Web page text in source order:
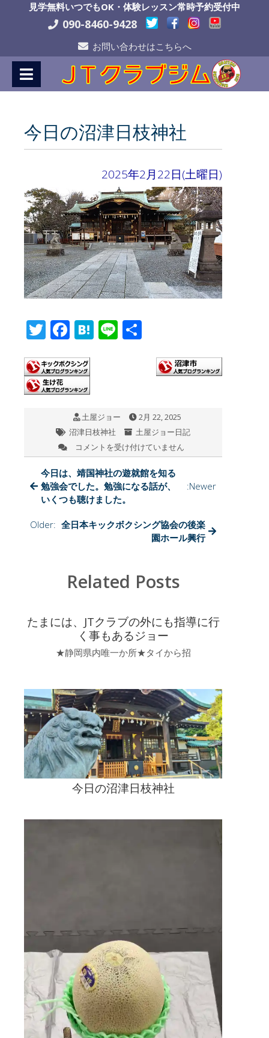
見学無料いつでもOK・体験レッスン常時予約受付中
090-8460-9428
お問い合わせはこちらへ
今日の沼津日枝神社
2025年2月22日(土曜日)
T
tt
er
F
e
b
o
o
k
H
a
Li
土屋ジョー
2月 22, 2025
沼津日枝神社
土屋ジョー日記
今
日
の
沼
津
日
神
コメントを受け付けていません
今日は、靖国神社の遊就館を知る
勉強会でした。勉強になる話が、
いくつも聴けました。
:Newer
Older: 全日本キックボクシング協会の後楽
園ホール興行
Related Posts
たまには、JTクラブの外にも指導に行
く事もあるジョー
★静岡県内唯一か所★タイから招
今日の沼津日枝神社